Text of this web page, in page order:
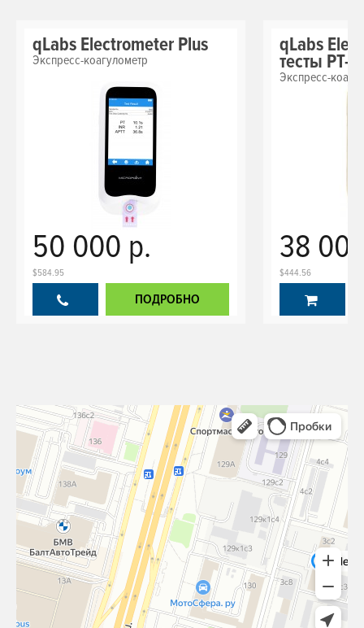
qLabs Electrometer Plus
Экспресс-коагулометр
50 000 р.
$584.95
ПОДРОБНО
qLabs
тесты PT-
Экспресс-
38
$444.56